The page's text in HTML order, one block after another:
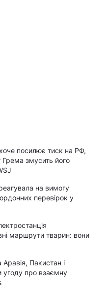
посилює тиск на РФ,
Грема змусить його
на вимогу
перевірок у
маршрути тварин: вони
Аравія, Пакистан і
угоду про взаємну